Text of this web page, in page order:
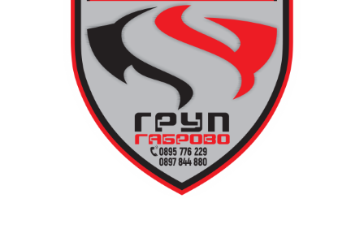
13 АВГУСТ (четвъртък)
19:00ч Групова тренировка с Йоанна Петрова от
20:00ч. Куиз вечер за обща култура
21:30ч. Прожекция на филма “Брънч за начинаещи”
Ще бъде хубаво – не някога и някъде, а тук и сега!